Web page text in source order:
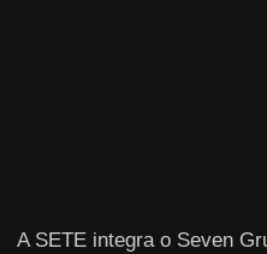
A SETE integra o Seven